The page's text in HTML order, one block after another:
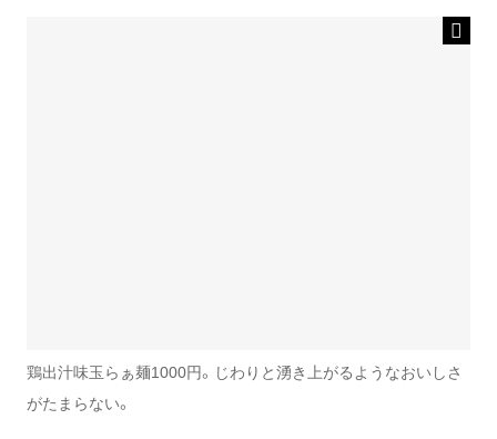
鶏出汁味玉らぁ麺1000円。じわりと湧き上がるようなおいしさ
がたまらない。